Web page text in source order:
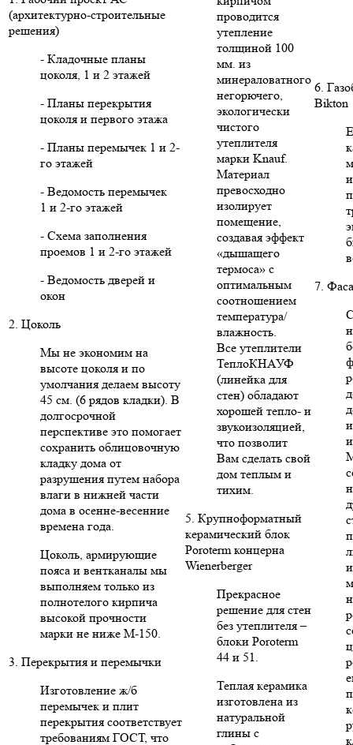
(архитектурно-строительные
решения)
- Кладочные планы
цоколя, 1 и 2 этажей
- Планы перекрытия
цоколя и первого этажа
- Планы перемычек 1 и 2-
го этажей
- Ведомость перемычек
1 и 2-го этажей
- Схема заполнения
проемов 1 и 2-го этажей
- Ведомость дверей и
окон
2. Цоколь
Мы не экономим на
высоте цоколя и по
умолчания делаем высоту
45 см. (6 рядов кладки). В
долгосрочной
перспективе это помогает
сохранить облицовочную
кладку дома от
разрушения путем набора
влаги в нижней части
дома в осенне-весенние
времена года.
Цоколь, армирующие
пояса и вентканалы мы
выполняем только из
полнотелого кирпича
высокой прочности
марки не ниже М-150.
3. Перекрытия и перемычки
Изготовление ж/б
перемычек и плит
перекрытия соответствует
требованиям ГОСТ, что
проводится
утепление
толщиной 100
мм. из
минераловатного
негорючего,
экологически
чистого
утеплителя
марки Knauf.
Материал
превосходно
изолирует
помещение,
создавая эффект
«дышащего
термоса» с
оптимальным
соотношением
температура/
влажность.
Все утеплители
ТеплоКНАУФ
(линейка для
стен) обладают
хорошей тепло- и
звукоизоляцией,
что позволит
Вам сделать свой
дом теплым и
тихим.
5. Крупноформатный
керамический блок
Poroterm концерна
Wienerberger
Прекрасное
решение для стен
без утеплителя –
блоки Poroterm
44 и 51.
Теплая керамика
изготовлена из
натуральной
глины с
6.
Bikton
7.